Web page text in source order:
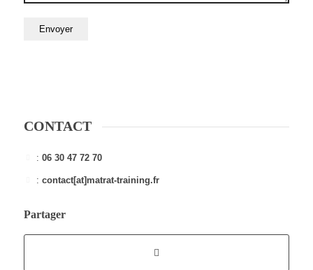
CONTACT
:06 30 47 72 70
:contact[at]matrat-training.fr
Partager